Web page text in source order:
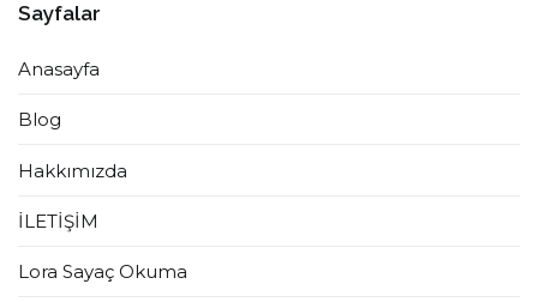
Sayfalar
Anasayfa
Blog
Hakkımızda
İLETİŞİM
Lora Sayaç Okuma